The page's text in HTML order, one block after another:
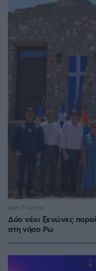
Δύο νέοι ξενώνες
στη νήσο Ρω
πριν 5 λεπτά